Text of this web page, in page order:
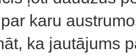
karu
ka jautājums